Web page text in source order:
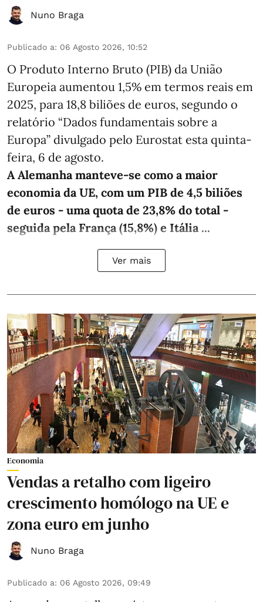
Nuno Braga
Publicado a: 06 Agosto 2026, 10:52
O Produto Interno Bruto (PIB) da União
Europeia aumentou 1,5% em termos reais em
2025, para 18,8 biliões de euros, segundo o
relatório “Dados fundamentais sobre a
Europa” divulgado pelo Eurostat esta quinta-
feira, 6 de agosto.
A Alemanha manteve‑se como a maior
economia da UE, com um PIB de 4,5 biliões
de euros - uma quota de 23,8% do total -
seguida pela França (15,8%) e Itália ...
Ver mais
Economia
Vendas a retalho com ligeiro
crescimento homólogo na UE e
zona euro em junho
Nuno Braga
Publicado a: 06 Agosto 2026, 09:49